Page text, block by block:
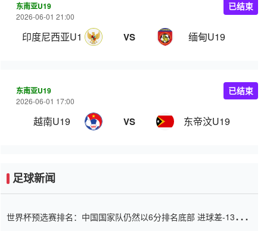
东南亚U19
2026-06-01 21:00
印度尼西亚U19 VS 缅甸U19
已结束
东南亚U19
2026-06-01 17:00
越南U19 VS 东帝汶U19
已结束
足球新闻
世界杯预选赛排名：中国国家队仍然以6分排名底部 进球差-13令人